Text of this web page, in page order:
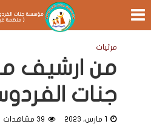
مرئيات
من ارشيف
جنات
1 مارس، 2023 39 مشاهدات